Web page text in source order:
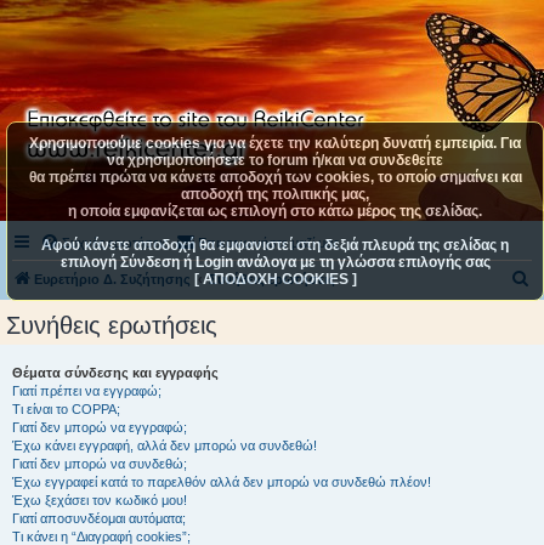
Συχνές ερωτήσεις Επικοινωνήστε μαζί μας
Ευρετήριο Δ. Συζήτησης Συνήθεις ερωτήσεις
Συνήθεις ερωτήσεις
Θέματα σύνδεσης και εγγραφής
Γιατί πρέπει να εγγραφώ;
Τι είναι το COPPA;
Γιατί δεν μπορώ να εγγραφώ;
Έχω κάνει εγγραφή, αλλά δεν μπορώ να συνδεθώ!
Γιατί δεν μπορώ να συνδεθώ;
Έχω εγγραφεί κατά το παρελθόν αλλά δεν μπορώ να συνδεθώ πλέον!
Έχω ξεχάσει τον κωδικό μου!
Γιατί αποσυνδέομαι αυτόματα;
Τι κάνει η “Διαγραφή cookies”;
Χρησιμοποιούμε cookies για να έχετε την καλύτερη δυνατή εμπειρία. Για
να χρησιμοποιήσετε το forum ή/και να συνδεθείτε
θα πρέπει πρώτα να κάνετε αποδοχή των cookies, το οποίο σημαίνει και
αποδοχή της πολιτικής μας,
η οποία εμφανίζεται ως επιλογή στο κάτω μέρος της σελίδας.
Αφού κάνετε αποδοχή θα εμφανιστεί στη δεξιά πλευρά της σελίδας η
επιλογή Σύνδεση ή Login ανάλογα με τη γλώσσα επιλογής σας
[ ΑΠΟΔΟΧΗ COOKIES ]